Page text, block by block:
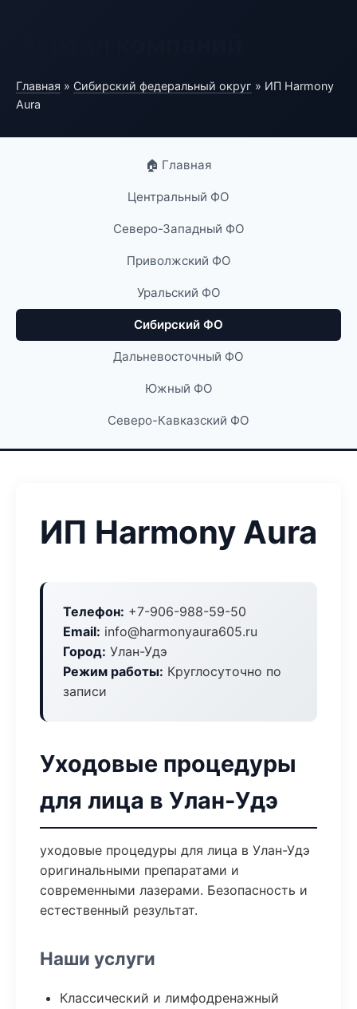
Главная » Сибирский федеральный округ » ИП Harmony
Aura
🏠 Главная
Центральный ФО
Северо-Западный ФО
Приволжский ФО
Уральский ФО
Сибирский ФО
Дальневосточный ФО
Южный ФО
Северо-Кавказский ФО
ИП Harmony Aura
Телефон: +7-906-988-59-50
Email: info@harmonyaura605.ru
Город: Улан-Удэ
Режим работы: Круглосуточно по
записи
Уходовые процедуры
для лица в Улан-Удэ
уходовые процедуры для лица в Улан-Удэ
оригинальными препаратами и
современными лазерами. Безопасность и
естественный результат.
Наши услуги
Классический и лимфодренажный